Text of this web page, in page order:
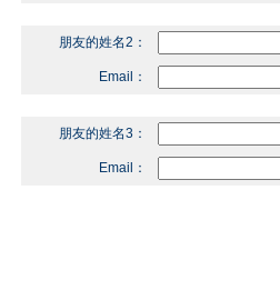
朋友的姓名2：
Email：
朋友的姓名3：
Email：